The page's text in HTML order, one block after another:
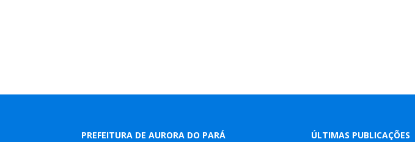
PREFEITURA DE AURORA DO PARÁ ÚLTIMAS PUBLICAÇÕES